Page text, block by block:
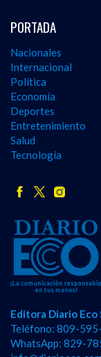
PORTADA
Nacionales
Internacional
Política
Economía
Deportes
Entretenimiento
Salud
Tecnología
Editora Diario Eco
Teléfono: 809-
WhatsApp: 829-